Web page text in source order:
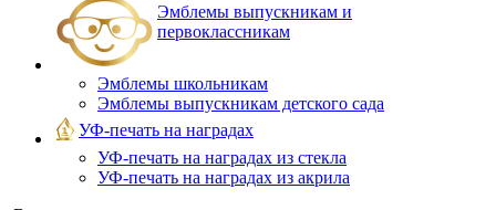
Эмблемы выпускникам и
первоклассникам
Эмблемы школьникам
Эмблемы выпускникам детского сада
УФ-печать на наградах
УФ‑печать на наградах из стекла
УФ-печать на наградах из акрила